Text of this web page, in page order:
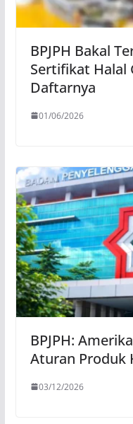
BPJPH Bakal
Sertifikat Halal
Daftarnya
01/06/2026
BPJPH:
Aturan Produk
03/12/2026